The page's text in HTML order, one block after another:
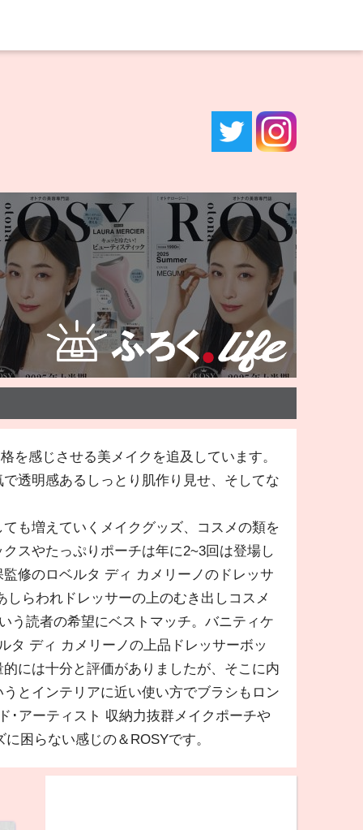
を感じさせる美メイクを追及しています。
透明感あるしっとり肌作り見せ、そしてな
も増えていくメイクグッズ、コスメの類を
スやたっぷりポーチは年に2~3回は登場し
修のロベルタ ディ カメリーノのドレッサ
らわれドレッサーの上のむき出しコスメ
う読者の希望にベストマッチ。バニティケ
タ ディ カメリーノの上品ドレッサーボッ
には十分と評価がありましたが、そこに内
とインテリアに近い使い方でブラシもロン
･アーティスト 収納力抜群メイクポーチや
困らない感じの＆ROSYです。